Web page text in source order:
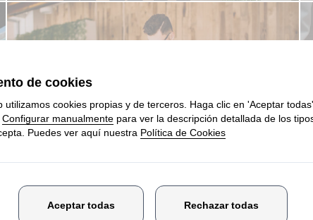
18 de ABR, 2024.
restauración